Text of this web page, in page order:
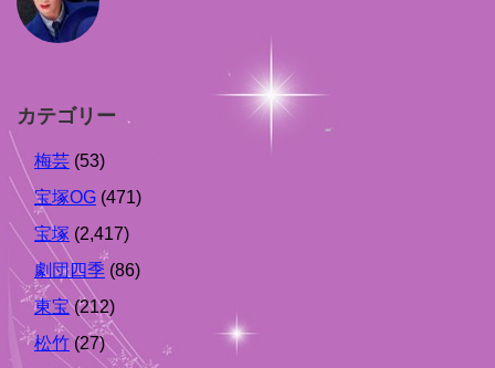
カテゴリー
梅芸 (53)
宝塚OG (471)
宝塚 (2,417)
劇団四季 (86)
東宝(212)
松竹(27)